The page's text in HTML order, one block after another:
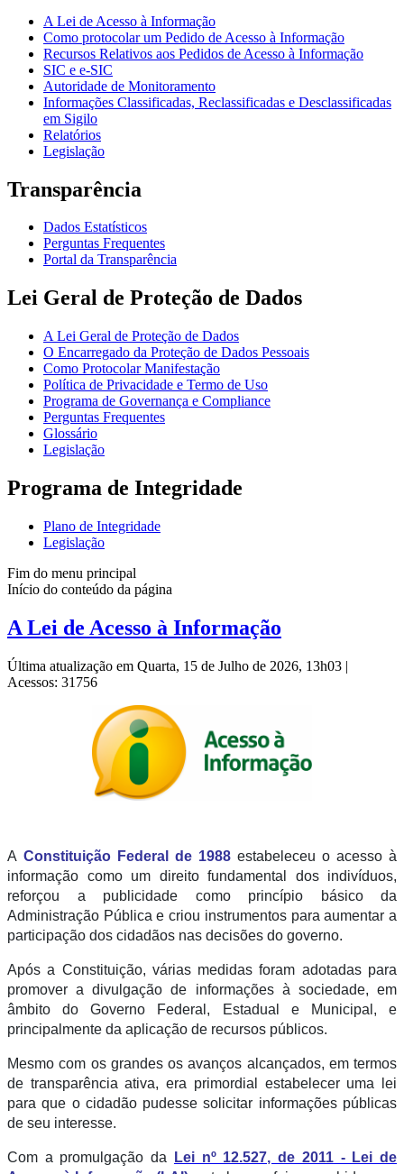
A Lei de Acesso à Informação
Como protocolar um Pedido de Acesso à Informação
Recursos Relativos aos Pedidos de Acesso à Informação
SIC e e-SIC
Autoridade de Monitoramento
Informações Classificadas, Reclassificadas e Desclassificadas
em Sigilo
Relatórios
Legislação
Transparência
Dados Estatísticos
Perguntas Frequentes
Portal da Transparência
Lei Geral de Proteção de Dados
A Lei Geral de Proteção de Dados
O Encarregado da Proteção de Dados Pessoais
Como Protocolar Manifestação
Política de Privacidade e Termo de Uso
Programa de Governança e Compliance
Perguntas Frequentes
Glossário
Legislação
Programa de Integridade
Plano de Integridade
Legislação
Fim do menu principal
Início do conteúdo da página
A Lei de Acesso à Informação
Última atualização em Quarta, 15 de Julho de 2026, 13h03 |
Acessos: 31756
A Constituição Federal de 1988 estabeleceu o acesso à
informação como um direito fundamental dos indivíduos,
reforçou a publicidade como princípio básico da
Administração Pública e criou instrumentos para aumentar a
participação dos cidadãos nas decisões do governo.
Após a Constituição, várias medidas foram adotadas para
promover a divulgação de informações à sociedade, em
âmbito do Governo Federal, Estadual e Municipal, e
principalmente da aplicação de recursos públicos.
Mesmo com os grandes os avanços alcançados, em termos
de transparência ativa, era primordial estabelecer uma lei
para que o cidadão pudesse solicitar informações públicas
de seu interesse.
Com a promulgação da
Lei nº 12.527, de 2011 - Lei de